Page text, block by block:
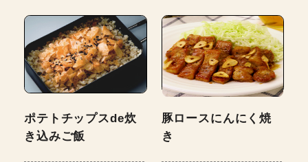
ポテトチップスde炊
き込みご飯
豚ロースにんにく焼
き